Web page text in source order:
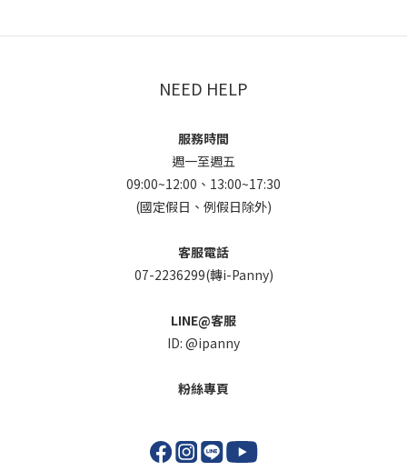
NEED HELP
服務時間
週一至週五
09:00~12:00、13:00~17:30
(國定假日、例假日除外)
客服電話
07-2236299(轉i-Panny)
LINE@客服
ID: @ipanny
粉絲專頁